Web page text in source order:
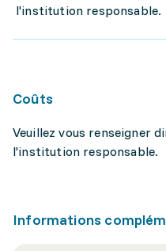
l'institution responsable.
Coûts
Veuillez vous renseigner
l'institution responsable.
Informations